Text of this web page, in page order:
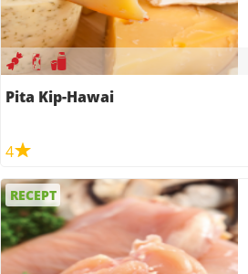
Pita Kip-Hawai
4
RECEPT